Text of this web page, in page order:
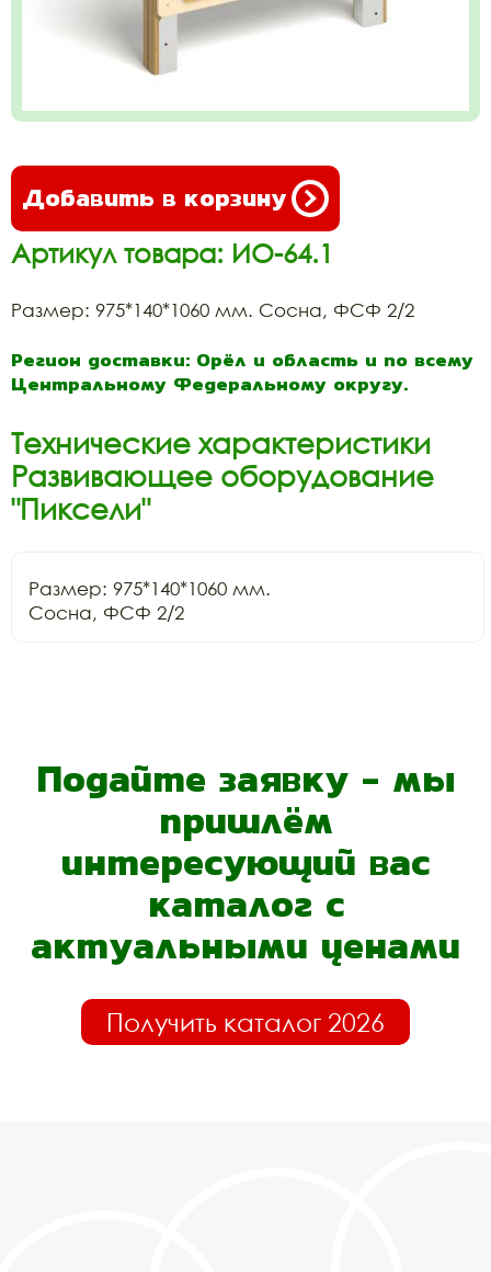
Добавить в корзину
Артикул товара: ИО-64.1
Размер: 975*140*1060 мм. Сосна, ФСФ 2/2
Регион доставки: Орёл и область и по всему
Центральному Федеральному округу.
Технические характеристики
Развивающее оборудование
"Пиксели"
Размер: 975*140*1060 мм.
Сосна, ФСФ 2/2
Подайте заявку - мы
пришлём
интересующий вас
каталог с
актуальными ценами
Получить каталог 2026